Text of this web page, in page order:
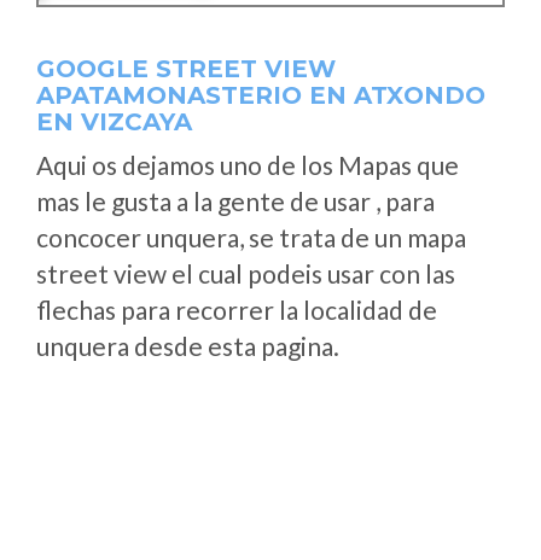
GOOGLE STREET VIEW
APATAMONASTERIO EN ATXONDO
EN VIZCAYA
Aqui os dejamos uno de los Mapas que
mas le gusta a la gente de usar , para
concocer unquera, se trata de un mapa
street view el cual podeis usar con las
flechas para recorrer la localidad de
unquera desde esta pagina.